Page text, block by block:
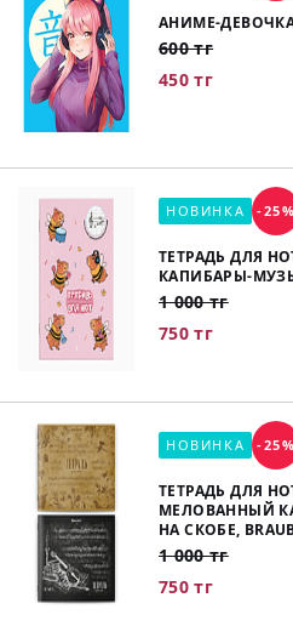
АНИМЕ-
600 тг
450 тг
НОВИНКА -25%
ТЕТРАДЬ ДЛЯ
КАПИБАРЫ-
1 000 тг
750 тг
НОВИНКА -25%
ТЕТРАДЬ ДЛЯ
МЕЛОВАННЫЙ
НА СКОБЕ,
1 000 тг
750 тг